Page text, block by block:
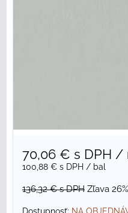
70,06 € s DPH /
100,88 € s DPH / bal
136,32 €s DPH Zľava 26%